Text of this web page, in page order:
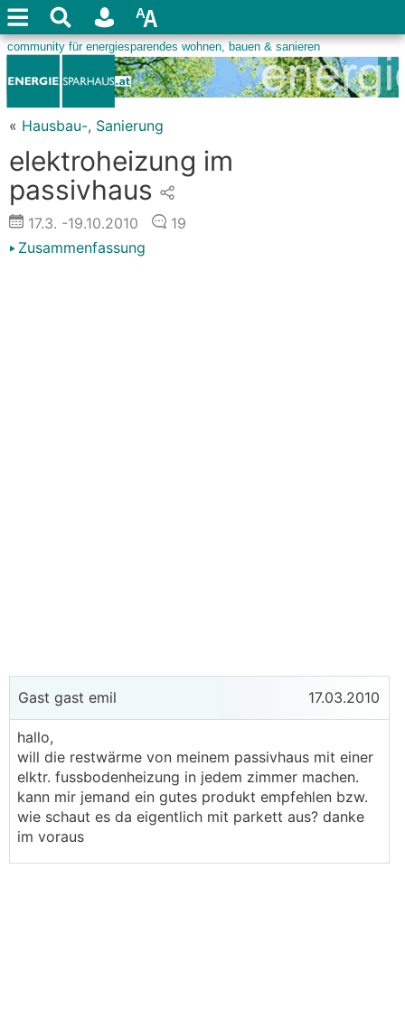
« Hausbau-, Sanierung
elektroheizung im
passivhaus
17.3. -19.10.2010
19
Zusammenfassung
Gast gast emil 17.03.2010
hallo,
will die restwärme von meinem passivhaus mit einer
elktr. fussbodenheizung in jedem zimmer machen.
kann mir jemand ein gutes produkt empfehlen bzw.
wie schaut es da eigentlich mit parkett aus? danke
im voraus